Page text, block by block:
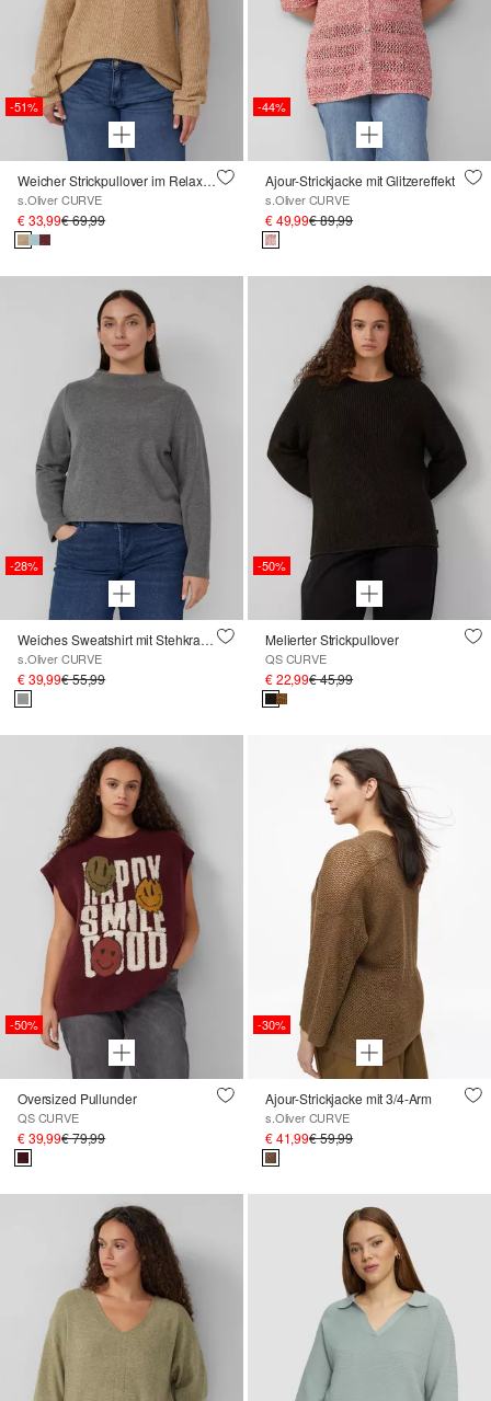
-51%
Weicher Strickpullover im Relaxed Fit mit V-Ausschnitt
s.Oliver CURVE
€ 33,99€ 69,99
-44%
Ajour-Strickjacke mit Glitzereffekt
s.Oliver CURVE
€ 49,99€ 89,99
-28%
Weiches Sweatshirt mit Stehkragen
s.Oliver CURVE
€ 39,99€ 55,99
-50%
Melierter Strickpullover
QS CURVE
€ 22,99€ 45,99
-50%
Oversized Pullunder
QS CURVE
€ 39,99€ 79,99
-30%
Ajour-Strickjacke mit 3/4-Arm
s.Oliver CURVE
€ 41,99€ 59,99